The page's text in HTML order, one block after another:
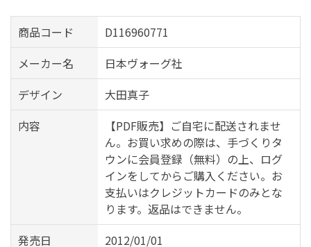
商品コード
D116960771
メーカー名
日本ヴォーグ社
デザイン
大田真子
内容
【PDF販売】ご自宅に配送されませ
ん。お買い求めの際は、手づくりタ
ウンに会員登録（無料）の上、ログ
インをしてからご購入ください。お
支払いはクレジットカードのみとな
ります。返品はできません。
発売日
2012/01/01